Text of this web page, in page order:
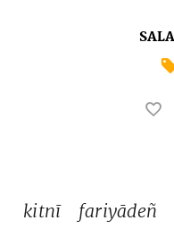
kitnī fariyādeñ